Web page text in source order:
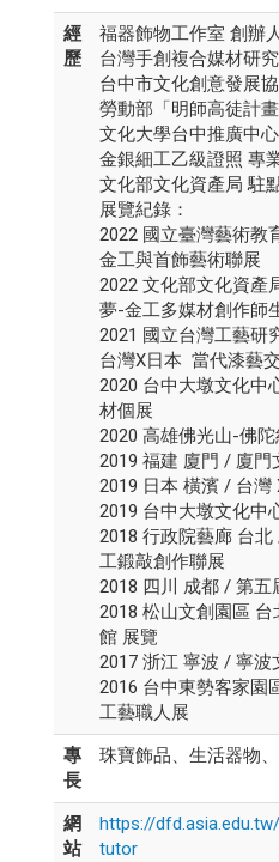
經
歷
福器飾物工作室 創辦
台灣手創複合媒材研
台中市文化創意發展
勞動部「明師高徒計
文化大學台中推廣中
金銀細工乙級證照 專
文化部文化資產局 駐
展覽紀錄：
2022 國立臺灣藝術教
金工與首飾藝術聯展
2022 文化部文化資產
夢-金工多媒材創作師
2021 國立台灣工藝研
台灣X日本 當代漆藝
2020 台中大墩文化中
材個展
2020 高雄佛光山-佛
2019 福建 廈門 / 廈門
2019 日本 橫濱 / 台灣
2019 台中大墩文化中
2018 行政院藝廊 台北
工鍛敲創作聯展
2018 四川 成都 / 第五
2018 松山文創園區
館 展覽
2017 浙江 寧波 / 寧波
2016 台中東勢客家園
工藝職人展
專
長
珠寶飾品、生活器物
網
站
https://
tutor